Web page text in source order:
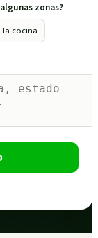
zonas?
la cocina